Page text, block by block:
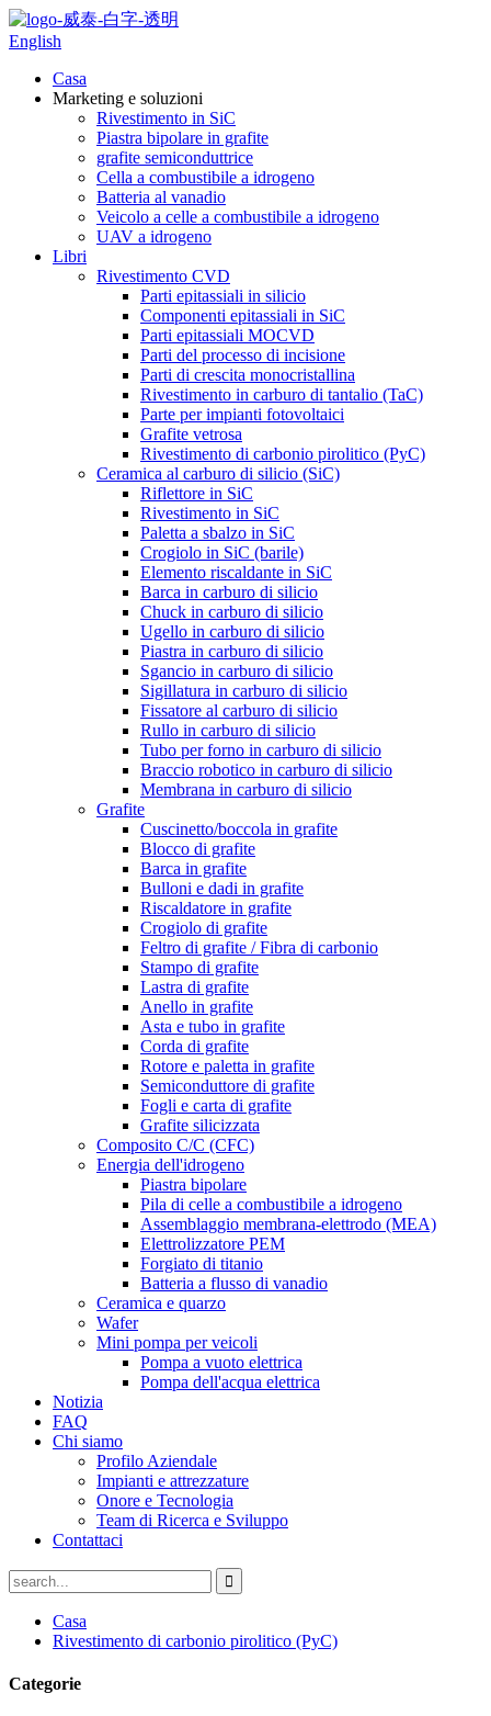
English
Casa
Marketing e soluzioni
Rivestimento in SiC
Piastra bipolare in grafite
grafite semiconduttrice
Cella a combustibile a idrogeno
Batteria al vanadio
Veicolo a celle a combustibile a idrogeno
UAV a idrogeno
Libri
Rivestimento CVD
Parti epitassiali in silicio
Componenti epitassiali in SiC
Parti epitassiali MOCVD
Parti del processo di incisione
Parti di crescita monocristallina
Rivestimento in carburo di tantalio (TaC)
Parte per impianti fotovoltaici
Grafite vetrosa
Rivestimento di carbonio pirolitico (PyC)
Ceramica al carburo di silicio (SiC)
Riflettore in SiC
Rivestimento in SiC
Paletta a sbalzo in SiC
Crogiolo in SiC (barile)
Elemento riscaldante in SiC
Barca in carburo di silicio
Chuck in carburo di silicio
Ugello in carburo di silicio
Piastra in carburo di silicio
Sgancio in carburo di silicio
Sigillatura in carburo di silicio
Fissatore al carburo di silicio
Rullo in carburo di silicio
Tubo per forno in carburo di silicio
Braccio robotico in carburo di silicio
Membrana in carburo di silicio
Grafite
Cuscinetto/boccola in grafite
Blocco di grafite
Barca in grafite
Bulloni e dadi in grafite
Riscaldatore in grafite
Crogiolo di grafite
Feltro di grafite / Fibra di carbonio
Stampo di grafite
Lastra di grafite
Anello in grafite
Asta e tubo in grafite
Corda di grafite
Rotore e paletta in grafite
Semiconduttore di grafite
Fogli e carta di grafite
Grafite silicizzata
Composito C/C (CFC)
Energia dell'idrogeno
Piastra bipolare
Pila di celle a combustibile a idrogeno
Assemblaggio membrana-elettrodo (MEA)
Elettrolizzatore PEM
Forgiato di titanio
Batteria a flusso di vanadio
Ceramica e quarzo
Wafer
Mini pompa per veicoli
Pompa a vuoto elettrica
Pompa dell'acqua elettrica
Notizia
FAQ
Chi siamo
Profilo Aziendale
Impianti e attrezzature
Onore e Tecnologia
Team di Ricerca e Sviluppo
Contattaci
Casa
Rivestimento di carbonio pirolitico (PyC)
Categorie